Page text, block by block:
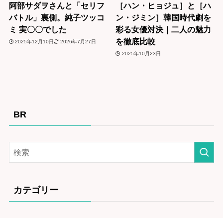
阿部サダヲさんと「セリフ
バトル」裏側。純子ツッコ
ミ 実〇〇でした
2025年12月10日 2026年7月27日
［ハン・ヒョジュ］と［ハ
ン・ジミン］韓国時代劇を
彩る女優対決｜二人の魅力
を徹底比較
2025年10月23日
BR
カテゴリー